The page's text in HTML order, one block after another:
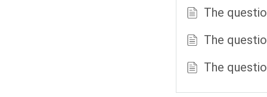
The
The
The